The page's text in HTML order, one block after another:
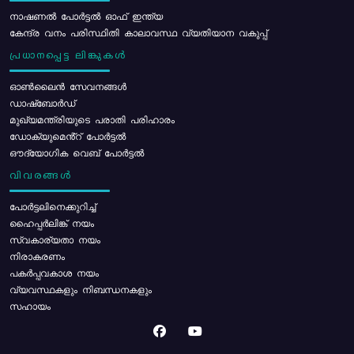
നാഷണൽ പോർട്ടൽ ഓഫ് ഇന്ത്യ
കേന്ദ്ര വനം പരിസ്ഥിതി കാലാവസ്ഥ വ്യതിയാന വകുപ്പ്
പ്രധാനപ്പെട്ട ലിങ്കുകൾ
ഓൺലൈൻ സേവനങ്ങൾ
ഡാഷ്ബോർഡ്
മുഖ്യമന്ത്രിയുടെ പരാതി പരിഹാരം
ഡോക്യുമെൻ്റ് പോർട്ടൽ
ഔദ്യോഗിക വെബ് പോർട്ടൽ
വിവരങ്ങൾ
പോര്‍ട്ടലിനെക്കുറിച്ച്
ഹൈപ്പർലിങ്ക് നയം
സ്വകാര്യതാ നയം
നിരാകരണം
പകർപ്പവകാശ നയം
വ്യവസ്ഥകളും നിബന്ധനകളും
സഹായം